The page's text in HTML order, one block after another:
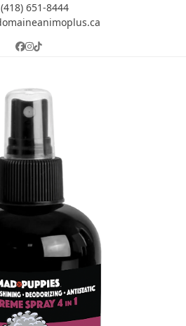
651-8444
Facebook
Instagram
Tiktok